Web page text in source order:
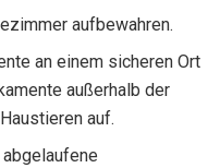
aufbewahren.
an einem sicheren Ort
außerhalb der
auf.